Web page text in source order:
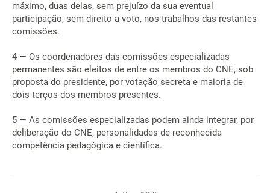
máximo, duas delas, sem prejuízo da sua eventual
participação, sem direito a voto, nos trabalhos das restantes
comissões.
4 — Os coordenadores das comissões especializadas
permanentes são eleitos de entre os membros do CNE, sob
proposta do presidente, por votação secreta e maioria de
dois terços dos membros presentes.
5 — As comissões especializadas podem ainda integrar, por
deliberação do CNE, personalidades de reconhecida
competência pedagógica e científica.